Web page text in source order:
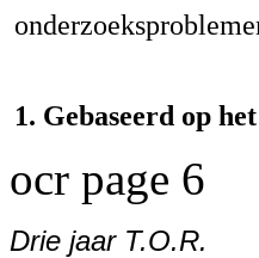
1. Gebaseerd op
ocr page 6
Drie jaar T.O.R.